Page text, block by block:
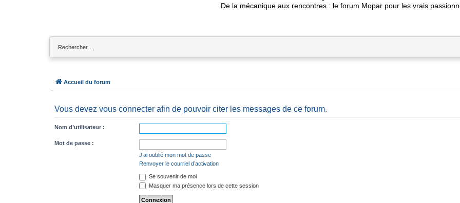
De la mécanique aux rencontres : le forum Mopar pour les vrais
Accueil du forum
Vous devez vous connecter afin de pouvoir citer les messages de ce forum.
Nom d’utilisateur :
Mot de passe :
J’ai oublié mon mot de passe
Renvoyer le courriel d’activation
Se souvenir de moi
Masquer ma présence lors de cette session